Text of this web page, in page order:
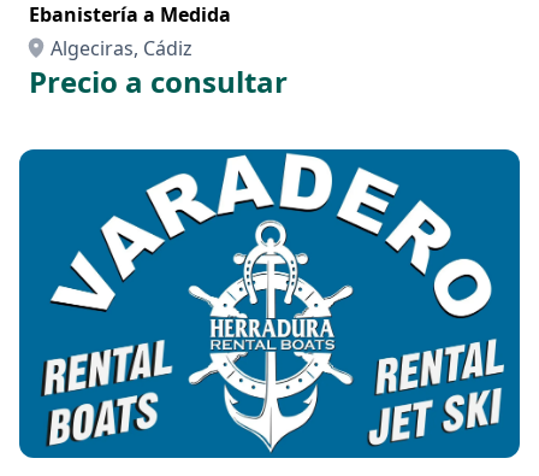
Ebanistería a Medida
Algeciras, Cádiz
Precio a consultar